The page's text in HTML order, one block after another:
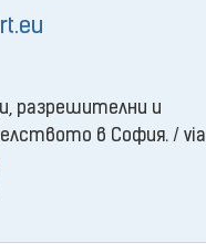
разрешителни и
в София. / via